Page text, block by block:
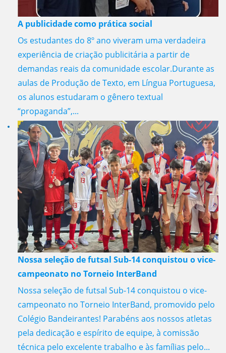
A publicidade como prática social
Os estudantes do 8º ano viveram uma verdadeira
experiência de criação publicitária a partir de
demandas reais da comunidade escolar.Durante as
aulas de Produção de Texto, em Língua Portuguesa,
os alunos estudaram o gênero textual
“propaganda”,...
Nossa seleção de futsal Sub-14 conquistou o vice-
campeonato no Torneio InterBand
Nossa seleção de futsal Sub-14 conquistou o vice-
campeonato no Torneio InterBand, promovido pelo
Colégio Bandeirantes! Parabéns aos nossos atletas
pela dedicação e espírito de equipe, à comissão
técnica pelo excelente trabalho e às famílias pelo...